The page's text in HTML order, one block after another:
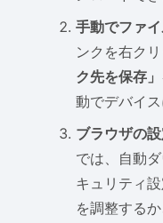
手動でファ
ンクを右クリ
ク先を保存
動でデバイス
ブラウザの
では、自動
キュリティ
を調整する